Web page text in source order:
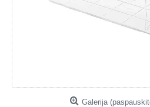
Galerija